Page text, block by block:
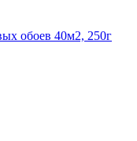
обоев 40м2, 250г